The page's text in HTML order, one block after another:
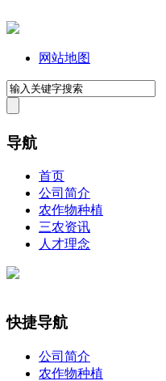
网站地图
导航
首页
公司简介
农作物种植
三农资讯
人才理念
快捷导航
公司简介
农作物种植